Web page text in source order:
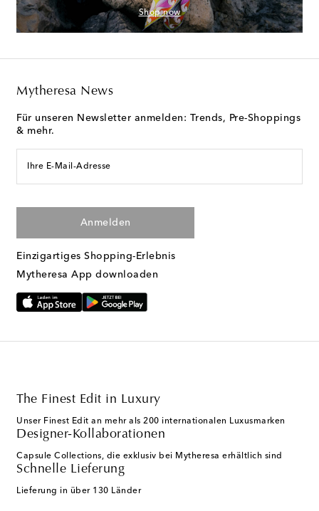
Shop now
Mytheresa News
Für unseren Newsletter anmelden: Trends, Pre-Shoppings
& mehr.
Ihre E-Mail-Adresse
Anmelden
Einzigartiges Shopping-Erlebnis
Mytheresa App downloaden
The Finest Edit in Luxury
Unser Finest Edit an mehr als 200 internationalen Luxusmarken
Designer-Kollaborationen
Capsule Collections, die exklusiv bei Mytheresa erhältlich sind
Schnelle Lieferung
Lieferung in über 130 Länder